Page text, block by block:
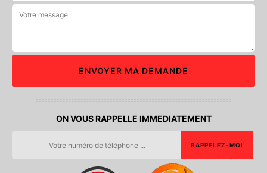
ON VOUS RAPPELLE IMMEDIATEMENT